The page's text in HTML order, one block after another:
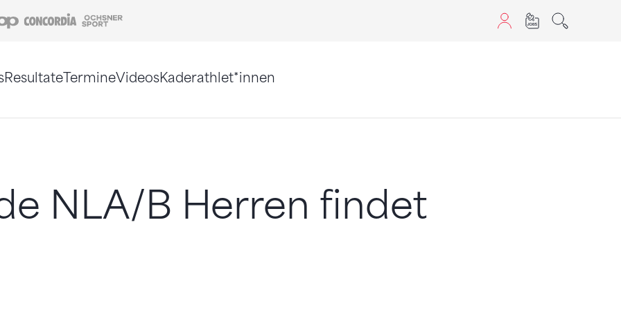
Coop Concordia
ResultateTermineVideosKaderathlet*innen
NLA/B Herren findet